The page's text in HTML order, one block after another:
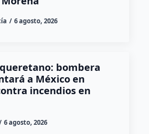
6 agosto, 2026
bombera
a México en
incendios en
6 agosto, 2026